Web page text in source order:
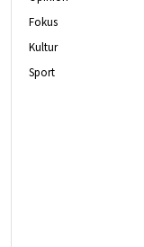
Fokus
Kultur
Sport